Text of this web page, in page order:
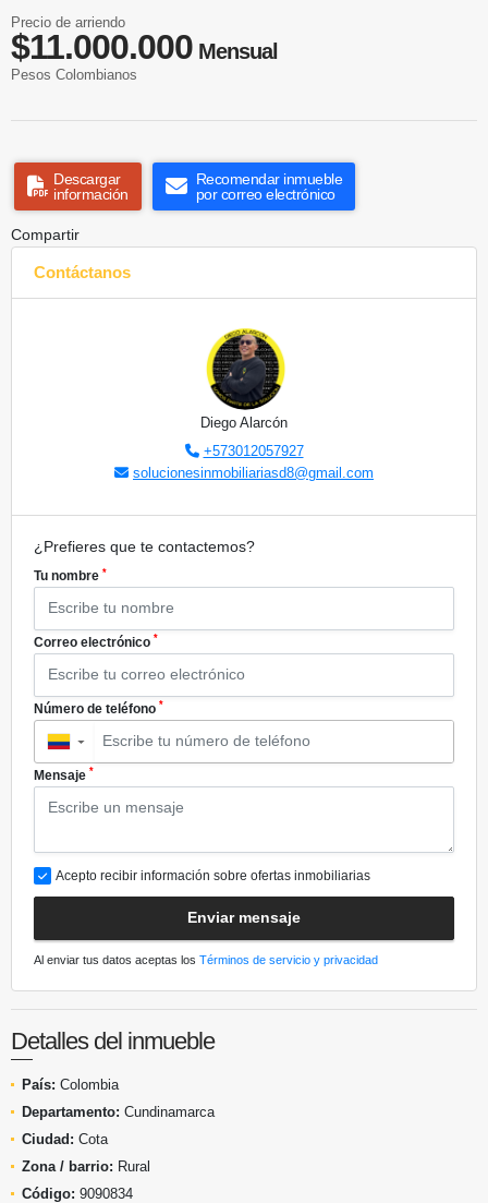
Precio de arriendo
$11.000.000 Mensual
Pesos Colombianos
Descargar
información
Recomendar inmueble
por correo electrónico
Compartir
Contáctanos
Diego Alarcón
+573012057927
solucionesinmobiliariasd8@gmail.com
¿Prefieres que te contactemos?
Tu nombre *
Correo electrónico *
Número de teléfono *
▼
Mensaje *
Acepto recibir información sobre ofertas inmobiliarias
Enviar mensaje
Al enviar tus datos aceptas los Términos de servicio y privacidad
Detalles del inmueble
País: Colombia
Departamento: Cundinamarca
Ciudad: Cota
Zona / barrio: Rural
Código: 9090834